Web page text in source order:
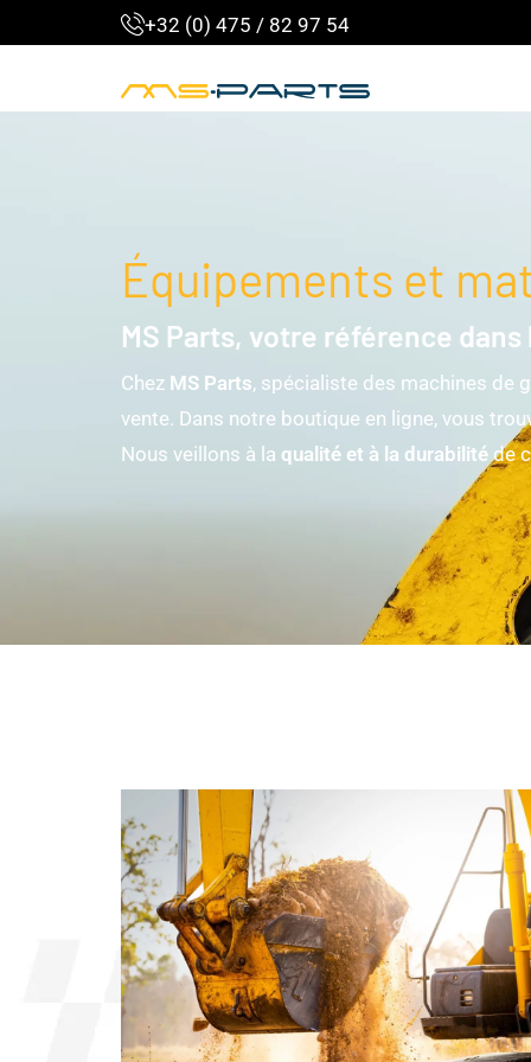
+32 (0) 475 / 82 97 54
Équipements et
MS Parts, votre référence
Chez MS Parts, spécialiste des machines de
vente. Dans notre boutique en ligne, vous
Nous veillons à la qualité et à la durabilité de